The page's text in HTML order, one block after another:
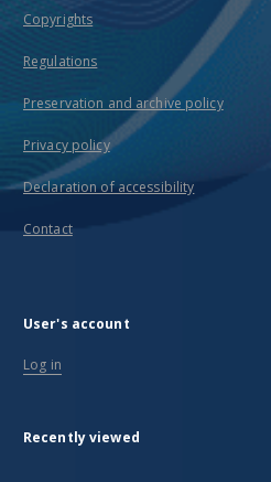
Copyrights
Regulations
Preservation and archive policy
Privacy policy
Declaration of accessibility
Contact
User's account
Log in
Recently viewed